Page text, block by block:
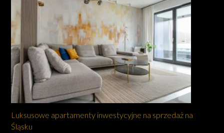
Luksusowe apartamenty inwestycyjne na sprzedaż na
Śląsku